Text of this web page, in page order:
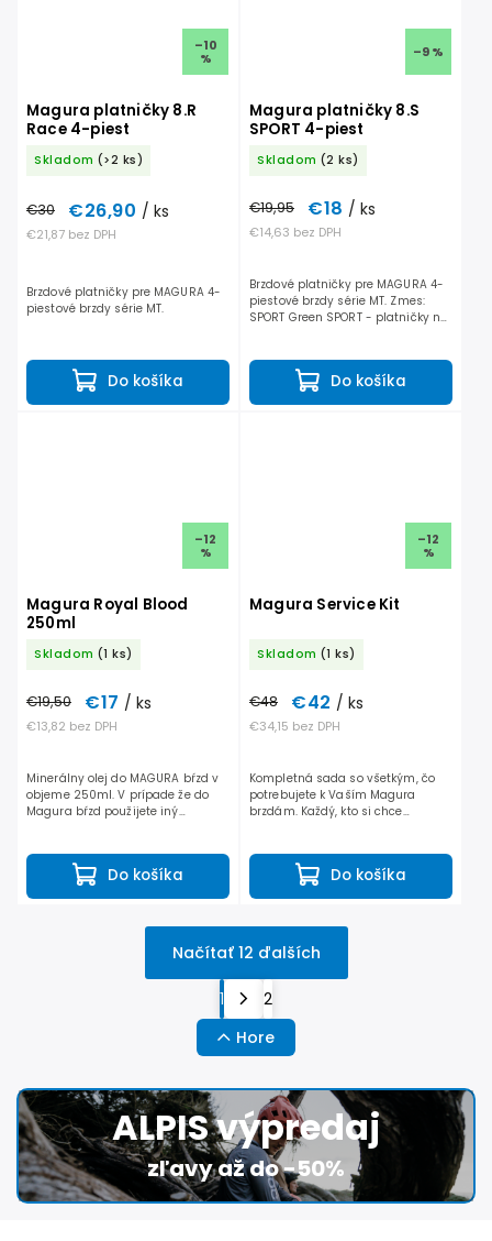
–10
%
Magura platničky 8.R
Race 4-piest
Skladom (>2 ks)
€21,87 bez DPH
€30 €26,90 / ks
Do košíka
Brzdové platničky pre MAGURA 4-
piestové brzdy série MT.
–9 %
Magura platničky 8.S
SPORT 4-piest
Skladom (2 ks)
€14,63 bez DPH
€19,95 €18 / ks
Do košíka
Brzdové platničky pre MAGURA 4-
piestové brzdy série MT. Zmes:
SPORT Green SPORT - platničky na
výkonom vo všetkých...
–12
%
Magura Royal Blood
250ml
Skladom (1 ks)
€13,82 bez DPH
€19,50 €17 / ks
Do košíka
Minerálny olej do MAGURA bŕzd v
objeme 250ml. V prípade že do
Magura bŕzd použijete iný
odporúča používať výhradne...
–12
%
Magura Service Kit
Skladom (1 ks)
€34,15 bez DPH
€48 €42 / ks
Do košíka
Kompletná sada so všetkým, čo
potrebujete k Vaším Magura
brzdám. Každý, kto si chce
kompatibilná aj s Magura...
Načítať 12 ďalších
1
2
Hore
zľavy až do -50%
ALPIS výpredaj